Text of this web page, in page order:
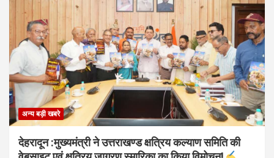
अन्य बड़ी खबरे
देहरादून :मुख्यमंत्री ने उत्तराखण्ड क्षत्रिय कल्याण समिति की